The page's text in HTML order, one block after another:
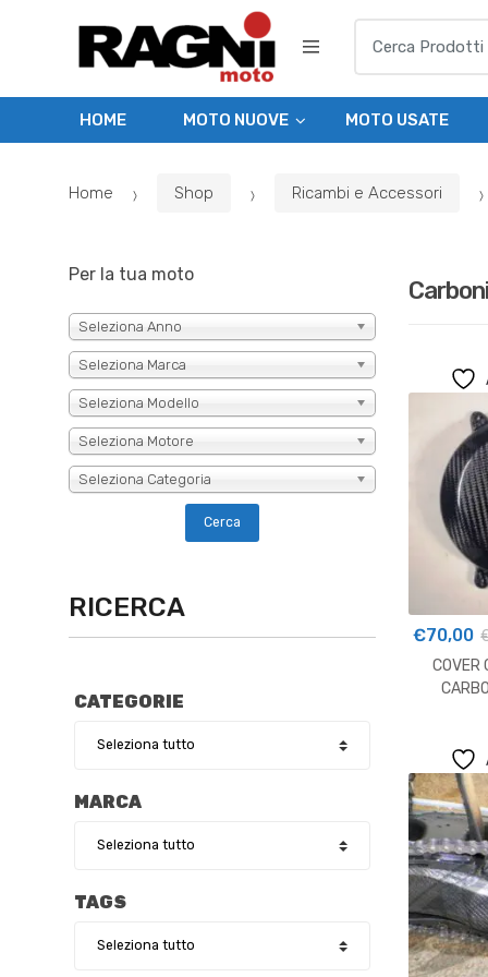
navigation
for:
HOME MOTO NUOVE MOTO USATE
Home Shop Ricambi e Accessori
€70,00
COVER
Per la tua moto
Seleziona Anno
Seleziona Marca
Seleziona Modello
Seleziona Motore
Seleziona Categoria
RICERCA
CATEGORIE
MARCA
TAGS